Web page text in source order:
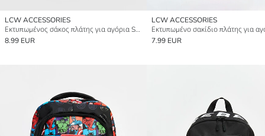
LCW ACCESSORIES
Εκτυπωμένος σάκος πλάτης για αγόρια Sonic
8.99 EUR
LCW ACCESSORIES
7.99 EUR